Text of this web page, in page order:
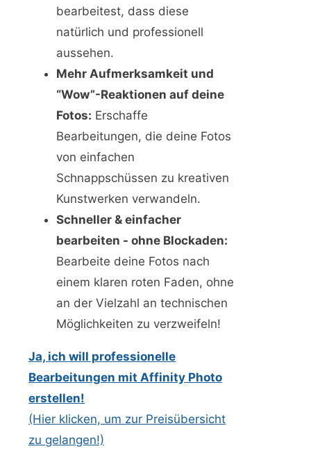
bearbeitest, dass diese
natürlich und professionell
aussehen.
Mehr Aufmerksamkeit und
“Wow”-Reaktionen auf deine
Fotos: Erschaffe
Bearbeitungen, die deine Fotos
von einfachen
Schnappschüssen zu kreativen
Kunstwerken verwandeln.
Schneller & einfacher
bearbeiten - ohne Blockaden:
Bearbeite deine Fotos nach
einem klaren roten Faden, ohne
an der Vielzahl an technischen
Möglichkeiten zu verzweifeln!
Ja, ich will professionelle
Bearbeitungen mit Affinity Photo
erstellen!
(Hier klicken, um zur Preisübersicht
zu gelangen!)